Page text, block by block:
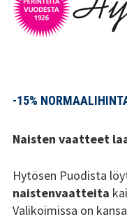
Tsilari 2019
Tsilari 2018
Tsilari 2016
Tsilari 2015
Tsilari 2014
Tsilari 2013
-15%
Naisten vaatteet
Hytösen Puodista
naistenvaatteita
Valikoimissa on